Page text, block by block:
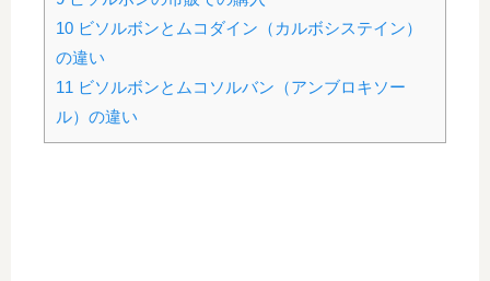
10 ビソルボンとムコダイン（カルボシステイン）
の違い
11 ビソルボンとムコソルバン（アンブロキソー
ル）の違い